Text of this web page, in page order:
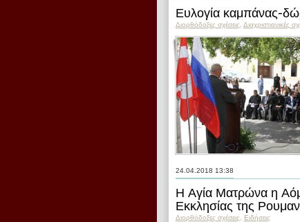
Ευλογία καμπάνας-
Διορθόδοξες σχέσεις Διαχριστιανικές
24.04.2018 13:38
Η Αγία Ματρώνα η
Εκκλησίας της
Διορθόδοξες σχέσεις Ειδήσεις